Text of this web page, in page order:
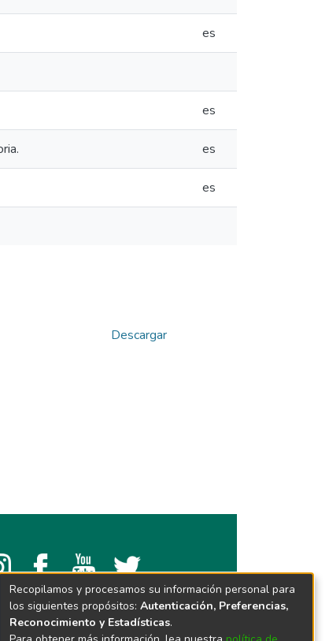
es
es
es
es
Descargar
Recopilamos y procesamos su información personal para
los siguientes propósitos: Autenticación, Preferencias,
Reconocimiento y Estadísticas.